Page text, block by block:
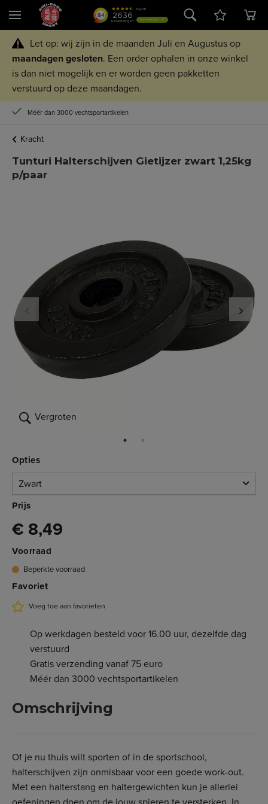
Let op: wij zijn in de maanden Juli en Augustus op
maandagengesloten. Een order ophalen in onze winkel
is dan niet mogelijk en er worden geen pakketten
verstuurd op deze maandagen.
Méér dan 3000 vechtsportartikelen
Kracht
Tunturi Halterschijven Gietijzer zwart 1,25kg
p/paar
Vergroten
Opties
Zwart
Zwart
3.002.021
Prijs
€ 8,49
Voorraad
Beperkte voorraad
Favoriet
Voeg toe aan favorieten
Op werkdagen besteld voor 16.00 uur, dezelfde dag
verstuurd
Gratis verzending vanaf 75 euro
Méér dan 3000 vechtsportartikelen
Omschrijving
Of je nu thuis wilt sporten of in de sportschool,
halterschijven zijn onmisbaar voor een goede work-out.
Met een halterstang en haltergewichten kun je allerlei